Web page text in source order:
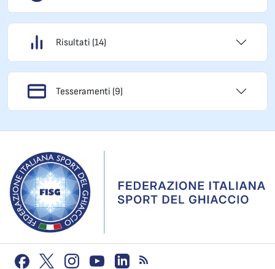
Risultati (14)
Tesseramenti (9)